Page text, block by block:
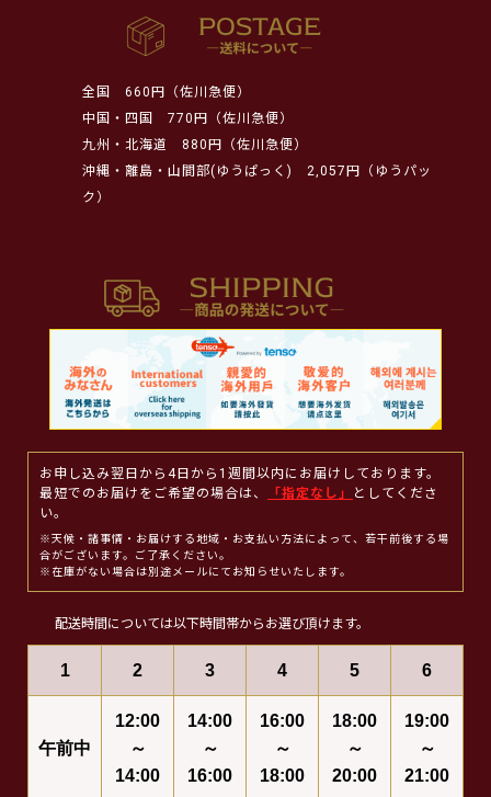
全国
660円（佐川急便）
中国・四国
770円（佐川急便）
九州・北海道
880円（佐川急便）
沖縄・離島・山間部(ゆうぱっく)
2,057円（ゆうパッ
ク）
お申し込み翌日から4日から1週間以内にお届けしております。
最短でのお届けをご希望の場合は、
「指定なし」
としてくださ
い。
※天候・諸事情・お届けする地域・お支払い方法によって、若干前後する場
合がございます。ご了承ください。
※在庫がない場合は別途メールにてお知らせいたします。
配送時間については以下時間帯からお選び頂けます。
1 2 3 4 5 6
午前中
12:00
～
14:00
14:00
～
16:00
16:00
～
18:00
18:00
～
20:00
19:00
～
21:00